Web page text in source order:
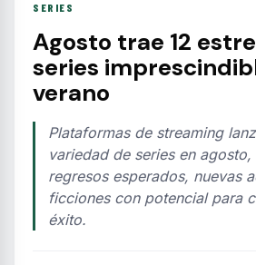
SERIES
Agosto trae 12
series
verano
Plataformas de streaming
variedad de series en
regresos esperados, nuevas
ficciones con potencial para
éxito.